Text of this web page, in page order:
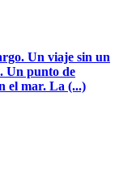
Un viaje sin un
Un punto de
el mar. La (...)